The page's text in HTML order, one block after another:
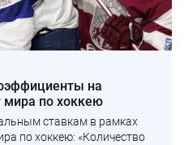
на
по хоккею
ставкам в рамках
по хоккею: «Количество